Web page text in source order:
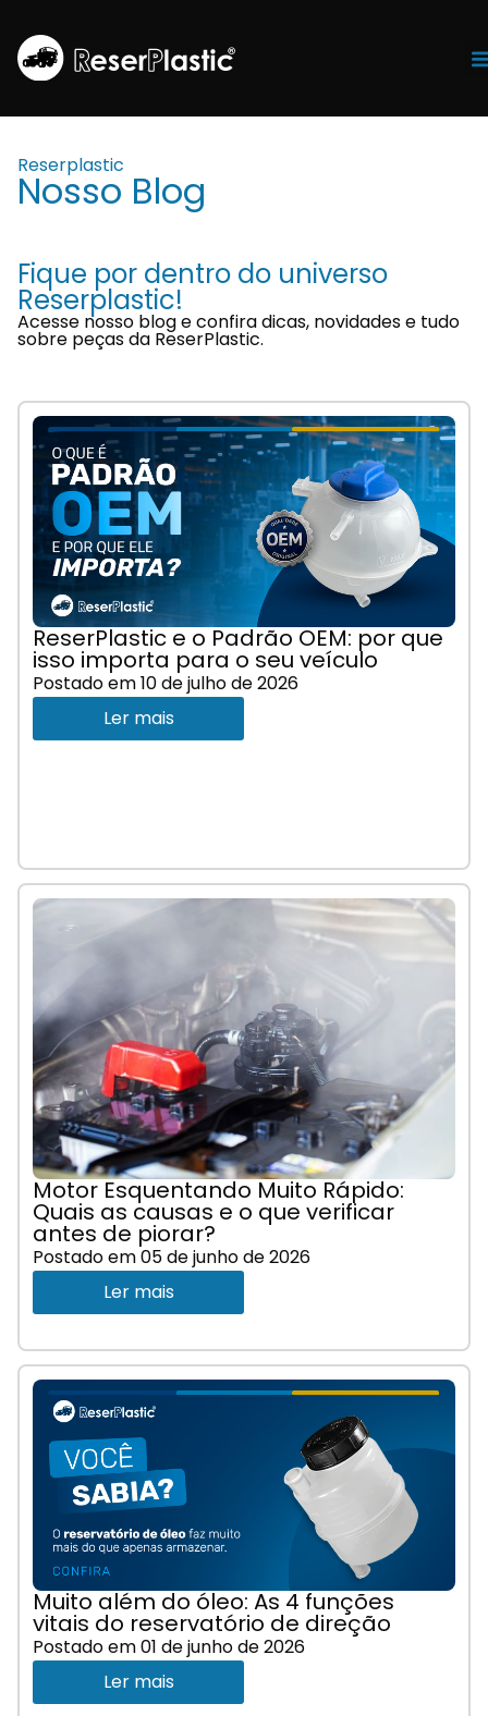
Reserplastic
Nosso Blog
Fique por dentro do universo
Reserplastic!
Acesse nosso blog e confira dicas, novidades e tudo
sobre peças da ReserPlastic.
ReserPlastic e o Padrão OEM: por que
isso importa para o seu veículo
Postado em10 de julho de 2026
Ler mais
Motor Esquentando Muito Rápido:
Quais as causas e o que verificar
antes de piorar?
Postado em05 de junho de 2026
Ler mais
Muito além do óleo: As 4 funções
vitais do reservatório de direção
Postado em01 de junho de 2026
Ler mais